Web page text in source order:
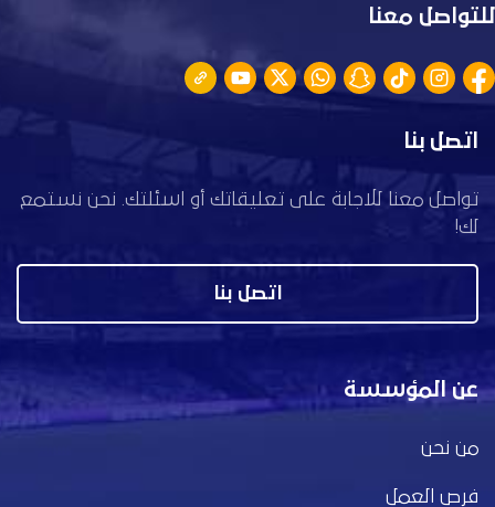
للتواصل معنا
اتصل بنا
تواصل معنا للاجابة على تعليقاتك أو اسئلتك. نحن نستمع
لك!
اتصل بنا
عن المؤسسة
من نحن
فرص العمل